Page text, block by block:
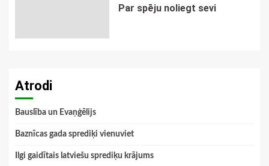
Par spēju noliegt sevi
Atrodi
Bauslība un Evaņģēlijs
Baznīcas gada sprediķi vienuviet
Ilgi gaidītais latviešu sprediķu krājums